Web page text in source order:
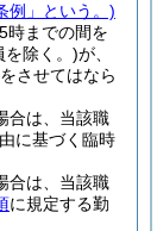
例」という。)
時までの間を
を除く。)が、
させてはなら
合は、当該職
に基づく臨時
合は、当該職
に規定する勤